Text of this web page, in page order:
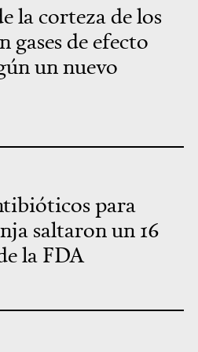
la corteza de los
gases de efecto
un nuevo
para
saltaron un 16
la FDA